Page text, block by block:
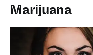
Marijuana